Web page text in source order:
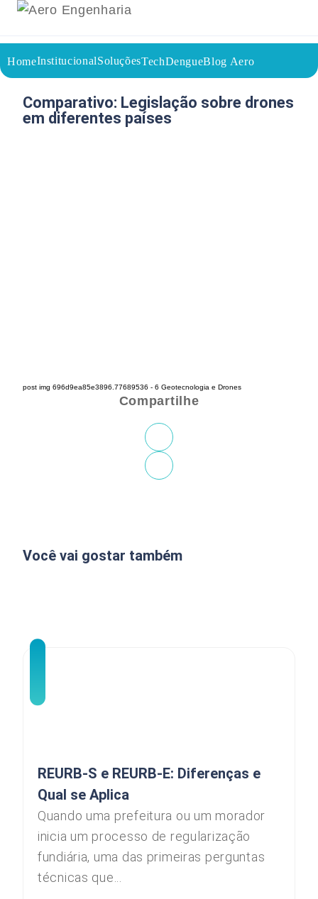
HomeInstitucionalSoluçõesTechDengueBlog Aero
18/05/2026
Voltar a página inicial do blog
Comparativo: Legislação sobre drones
em diferentes países
post img 696d9ea85e3896.77689536 - 6 Geotecnologia e Drones
Compartilhe
Você vai gostar também
REURB-S e REURB-E: Diferenças e
Qual se Aplica
Quando uma prefeitura ou um morador
inicia um processo de regularização
fundiária, uma das primeiras perguntas
técnicas que...